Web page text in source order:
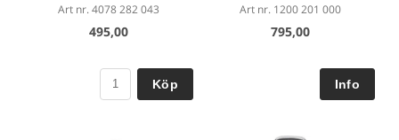
Art nr. 4078 282 043
495,00
Köp
Art nr. 1200 201 000
795,00